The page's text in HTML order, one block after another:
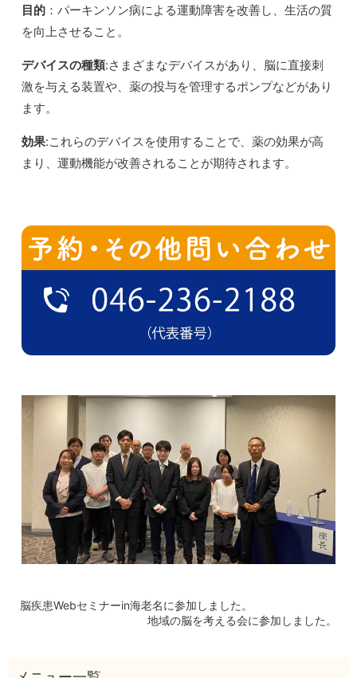
目的 ：パーキンソン病による運動障害を改善し、生活の質
を向上させること。
デバイスの種類:さまざまなデバイスがあり、脳に直接刺
激を与える装置や、薬の投与を管理するポンプなどがあり
ます。
効果:これらのデバイスを使用することで、薬の効果が高
まり、運動機能が改善されることが期待されます。
脳疾患Webセミナーin海老名に参加しました。
地域の脳を考える会に参加しました。